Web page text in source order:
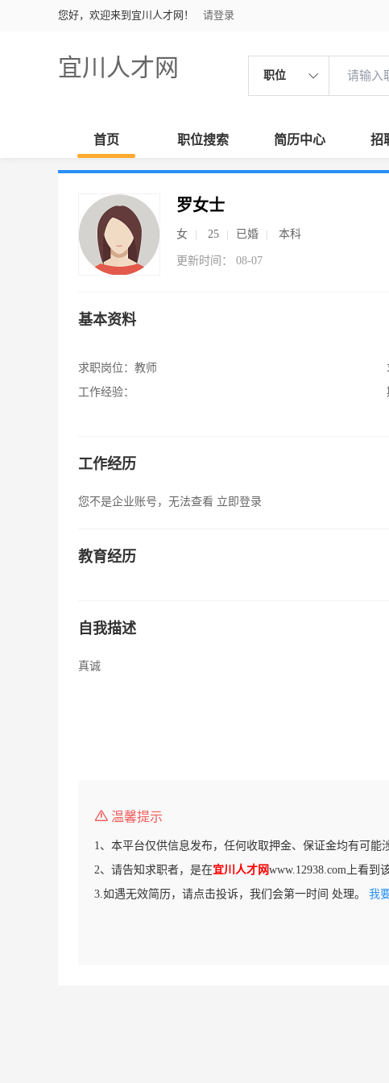
您好，欢迎来到宜川人才网！ 请登录
宜川人才网 职位
首页 职位搜索 简历中心 招
罗女士
女 25 已婚 本科
更新时间： 08-07
基本资料
求职岗位： 教师
工作经验：
工作经历
您不是企业账号，无法查看 立即登录
教育经历
自我描述
真诚
温馨提示
1、本平台仅供信息发布，任何收取押金、保证金均有可能
2、请告知求职者，是在宜川人才网www.12938.com上看到
3.如遇无效简历，请点击投诉，我们会第一时间 处理。 我